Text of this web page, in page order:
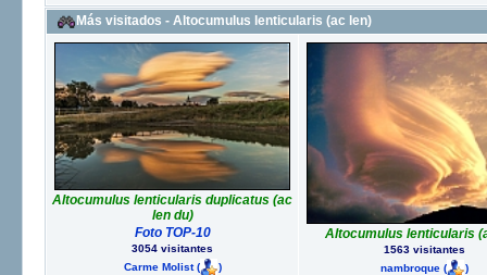
Más visitados - Altocumulus lenticularis (ac len)
Altocumulus lenticularis duplicatus (ac
len du)
Foto TOP-10
3054 visitantes
Carme Molist( )
Altocumulus lenticularis
1563 visitantes
nambroque ( )